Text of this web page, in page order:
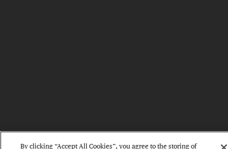
By clicking “Accept All Cookies”, you agree to the storing of